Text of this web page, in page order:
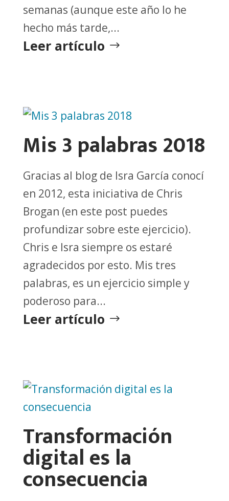
semanas (aunque este año lo he
hecho más tarde,...
Leer artículo
Mis 3 palabras 2018
Gracias al blog de Isra García conocí
en 2012, esta iniciativa de Chris
Brogan (en este post puedes
profundizar sobre este ejercicio).
Chris e Isra siempre os estaré
agradecidos por esto. Mis tres
palabras, es un ejercicio simple y
poderoso para...
Leer artículo
Transformación
digital es la
consecuencia